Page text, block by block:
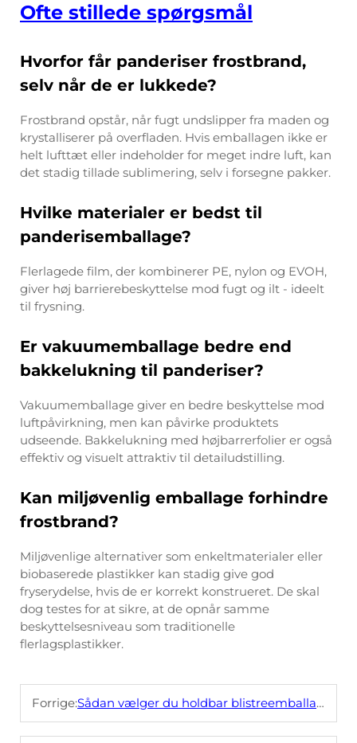
Ofte stillede spørgsmål
Hvorfor får panderiser frostbrand,
selv når de er lukkede?
Frostbrand opstår, når fugt undslipper fra maden og
krystalliserer på overfladen. Hvis emballagen ikke er
helt lufttæt eller indeholder for meget indre luft, kan
det stadig tillade sublimering, selv i forsegne pakker.
Hvilke materialer er bedst til
panderisemballage?
Flerlagede film, der kombinerer PE, nylon og EVOH,
giver høj barrierebeskyttelse mod fugt og ilt - ideelt
til frysning.
Er vakuumemballage bedre end
bakkelukning til panderiser?
Vakuumemballage giver en bedre beskyttelse mod
luftpåvirkning, men kan påvirke produktets
udseende. Bakkelukning med højbarrerfolier er også
effektiv og visuelt attraktiv til detailudstilling.
Kan miljøvenlig emballage forhindre
frostbrand?
Miljøvenlige alternativer som enkeltmaterialer eller
biobaserede plastikker kan stadig give god
fryserydelse, hvis de er korrekt konstrueret. De skal
dog testes for at sikre, at de opnår samme
beskyttelsesniveau som traditionelle
flerlagsplastikker.
Forrige:Sådan vælger du holdbar blistreemballage til små elektronikartikler